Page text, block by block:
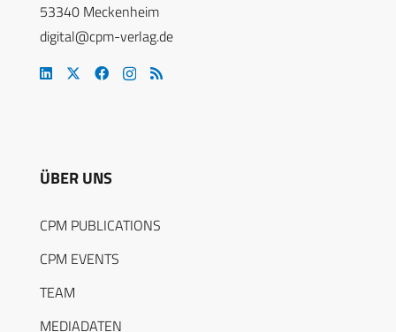
53340 Meckenheim
digital@cpm-verlag.de
ÜBER UNS
CPM PUBLICATIONS
CPM EVENTS
TEAM
MEDIADATEN